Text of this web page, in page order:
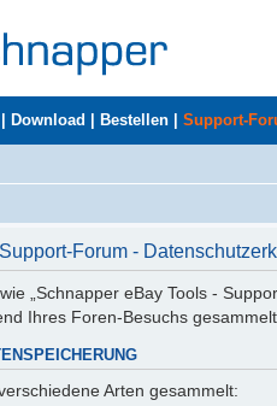
Download Bestellen Support-
Forum -
„Schnapper eBay Tools -
Ihres Foren-Besuchs
Arten gesammelt: